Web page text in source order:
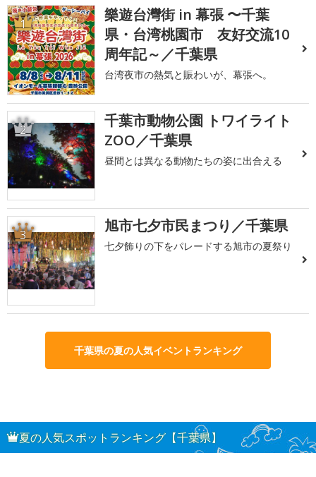
1
樂遊台灣街 in 幕張 〜千葉
県・台湾桃園市 友好交流10
周年記～／千葉県
台湾夜市の熱気と賑わいが、幕張へ。
2
千葉市動物公園 トワイライト
ZOO／千葉県
昼間とは異なる動物たちの姿に出合える
3 旭市七夕市民まつり／千葉県
七夕飾りの下をパレードする旭市の夏祭り
千葉県の夏の人気イベントランキング
夏の人気スポットランキング【千葉県】